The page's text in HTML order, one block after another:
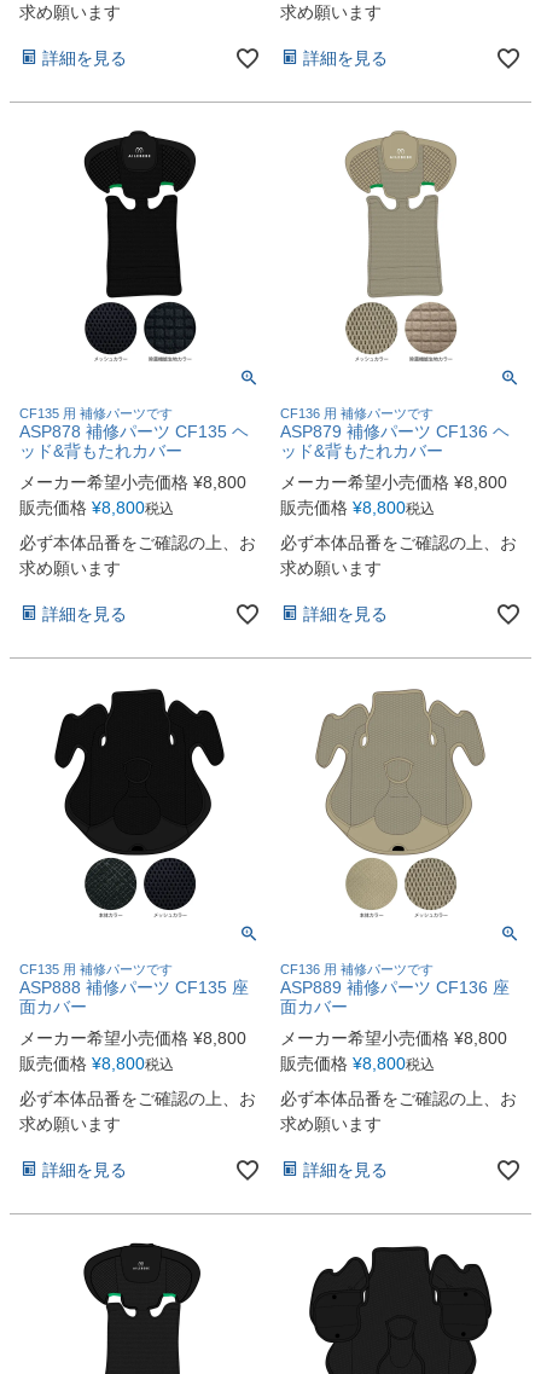
求め願います
詳細を見る
求め願います
詳細を見る
CF135 用 補修パーツです
ASP878 補修パーツ CF135 ヘ
ッド&背もたれカバー
メーカー希望小売価格 ¥8,800
販売価格 ¥8,800税込
必ず本体品番をご確認の上、お
求め願います
詳細を見る
CF136 用 補修パーツです
ASP879 補修パーツ CF136 ヘ
ッド&背もたれカバー
メーカー希望小売価格 ¥8,800
販売価格 ¥8,800税込
必ず本体品番をご確認の上、お
求め願います
詳細を見る
CF135 用 補修パーツです
ASP888 補修パーツ CF135 座
面カバー
メーカー希望小売価格 ¥8,800
販売価格 ¥8,800税込
必ず本体品番をご確認の上、お
求め願います
詳細を見る
CF136 用 補修パーツです
ASP889 補修パーツ CF136 座
面カバー
メーカー希望小売価格 ¥8,800
販売価格 ¥8,800税込
必ず本体品番をご確認の上、お
求め願います
詳細を見る